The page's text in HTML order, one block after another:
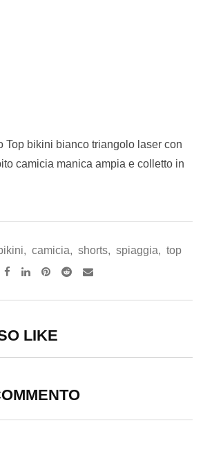
Top bikini bianco triangolo laser con
camicia manica ampia e colletto in
, camicia, shorts, spiaggia, top
LIKE